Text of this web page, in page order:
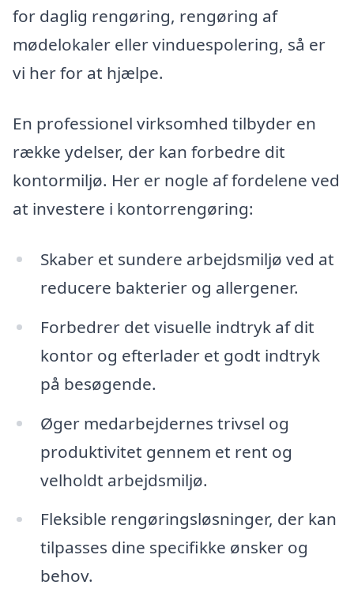
for daglig rengøring, rengøring af
mødelokaler eller vinduespolering, så er
vi her for at hjælpe.
En professionel virksomhed tilbyder en
række ydelser, der kan forbedre dit
kontormiljø. Her er nogle af fordelene ved
at investere i kontorrengøring:
Skaber et sundere arbejdsmiljø ved at
reducere bakterier og allergener.
Forbedrer det visuelle indtryk af dit
kontor og efterlader et godt indtryk
på besøgende.
Øger medarbejdernes trivsel og
produktivitet gennem et rent og
velholdt arbejdsmiljø.
Fleksible rengøringsløsninger, der kan
tilpasses dine specifikke ønsker og
behov.